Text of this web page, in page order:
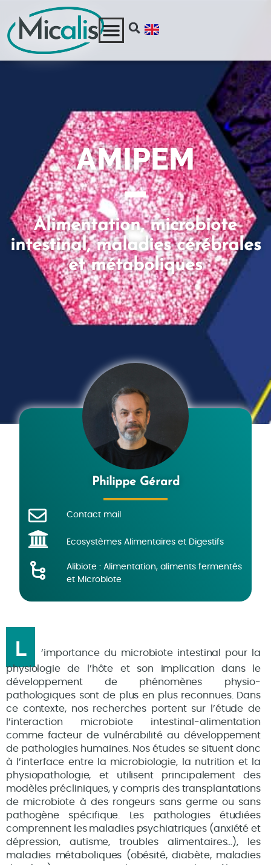
AMIPEM
Alimentation, microbiote
intestinal, maladies cérébrales
et métaboliques
L
’importance du microbiote intestinal pour la
physiologie de l’hôte et son implication dans le
développement de phénomènes physio-
pathologiques sont de plus en plus reconnues. Dans
ce contexte, nos recherches portent sur l’étude de
l’interaction microbiote intestinal-alimentation
comme facteur de vulnérabilité au développement
de pathologies humaines. Nos études se situent donc
à l’interface entre la microbiologie, la nutrition et la
physiopathologie, et utilisent principalement des
modèles précliniques, y compris des transplantations
de microbiote à des rongeurs sans germe ou sans
pathogène spécifique. Les pathologies étudiées
comprennent les maladies psychiatriques (anxiété et
dépression, autisme, troubles alimentaires…), les
maladies métaboliques (obésité, diabète, maladies
Philippe Gérard
Contact mail
Ecosystèmes Alimentaires et Digestifs
Alibiote : Alimentation, aliments fermentés
et Microbiote